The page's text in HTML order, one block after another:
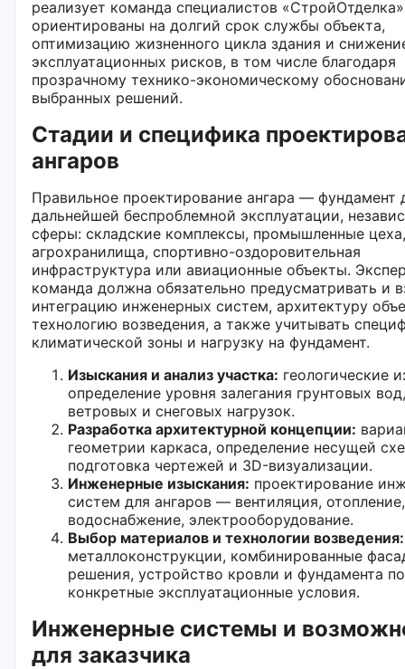
реализует команда специалистов
ориентированы на долгий срок службы объекта,
оптимизацию жизненного цикла здания и
эксплуатационных рисков, в том числе благодаря
прозрачному технико-экономическому
выбранных решений.
Стадии и специфика
ангаров
Правильное проектирование ангара — фундамент
дальнейшей беспроблемной эксплуатации,
сферы: складские комплексы, промышленные цеха,
агрохранилища, спортивно-оздоровительная
инфраструктура или авиационные объекты.
команда должна обязательно предусматривать и
интеграцию инженерных систем, архитектуру
технологию возведения, а также учитывать
климатической зоны и нагрузку на фундамент.
Изыскания и анализ участка: геологические
определение уровня залегания грунтовых
ветровых и снеговых нагрузок.
Разработка архитектурной концепции:
геометрии каркаса, определение несущей
подготовка чертежей и 3D-визуализации.
Инженерные изыскания: проектирование
систем для ангаров — вентиляция, отопление,
водоснабжение, электрооборудование.
Выбор материалов и технологии возведения:
металлоконструкции, комбинированные
решения, устройство кровли и фундамента
конкретные эксплуатационные условия.
Инженерные системы и
для заказчика